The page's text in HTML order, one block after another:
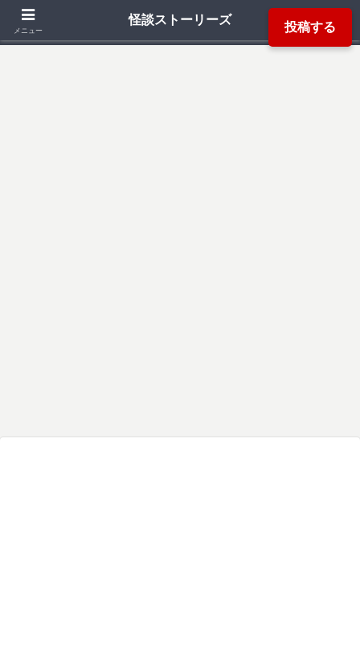
投稿する
「死ぬ程洒落にならない怖い話」「本当にあった怖い話」「都市伝説」などか
メニュー
怪談ストーリーズ
検索